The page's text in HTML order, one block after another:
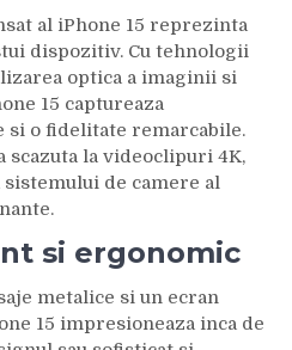
al iPhone 15 reprezinta
dispozitiv. Cu tehnologii
optica a imaginii si
15 captureaza
si o fidelitate remarcabile.
scazuta la videoclipuri 4K,
de camere al
si ergonomic
metalice si un ecran
15 impresioneaza inca de